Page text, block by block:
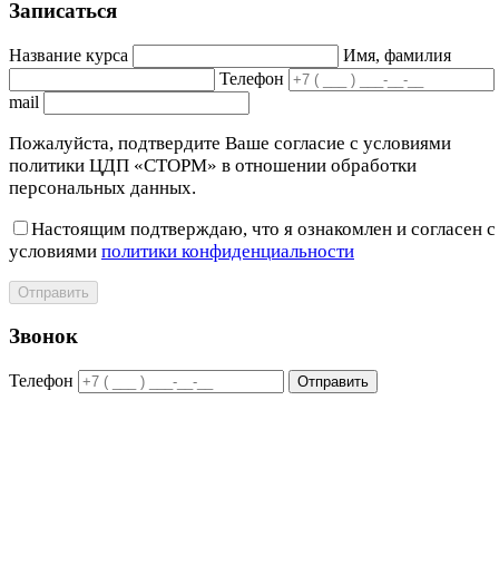
Записаться
Название курса
Имя, фамилия
Телефон
mail
Пожалуйста, подтвердите Ваше согласие с условиями
политики ЦДП «СТОРМ» в отношении обработки
персональных данных.
Настоящим подтверждаю, что я ознакомлен и согласен с
условиями политики конфиденциальности
Отправить
Звонок
Телефон Отправить